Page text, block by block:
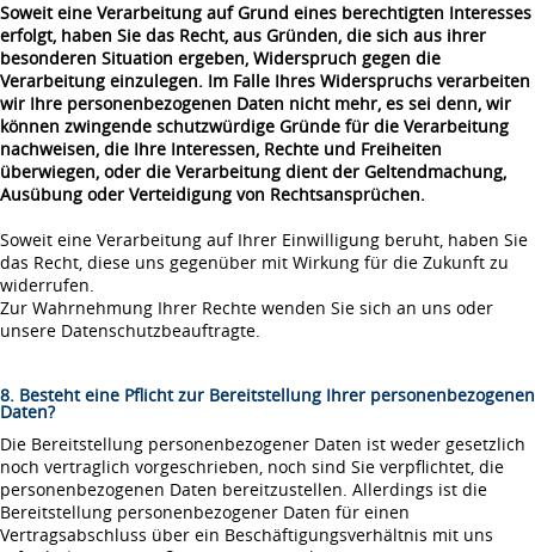
Soweit eine Verarbeitung auf Grund eines berechtigten Interesses
erfolgt, haben Sie das Recht, aus Gründen, die sich aus ihrer
besonderen Situation ergeben, Widerspruch gegen die
Verarbeitung einzulegen. Im Falle Ihres Widerspruchs verarbeiten
wir Ihre personenbezogenen Daten nicht mehr, es sei denn, wir
können zwingende schutzwürdige Gründe für die Verarbeitung
nachweisen, die Ihre Interessen, Rechte und Freiheiten
überwiegen, oder die Verarbeitung dient der Geltendmachung,
Ausübung oder Verteidigung von Rechtsansprüchen.
Soweit eine Verarbeitung auf Ihrer Einwilligung beruht, haben Sie
das Recht, diese uns gegenüber mit Wirkung für die Zukunft zu
widerrufen.
Zur Wahrnehmung Ihrer Rechte wenden Sie sich an uns oder
unsere Datenschutzbeauftragte.
8. Besteht eine Pflicht zur Bereitstellung Ihrer personenbezogenen
Daten?
Die Bereitstellung personenbezogener Daten ist weder gesetzlich
noch vertraglich vorgeschrieben, noch sind Sie verpflichtet, die
personenbezogenen Daten bereitzustellen. Allerdings ist die
Bereitstellung personenbezogener Daten für einen
Vertragsabschluss über ein Beschäftigungsverhältnis mit uns